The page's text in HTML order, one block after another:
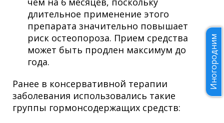
длительное применение этого
препарата значительно повышает
риск остеопороза. Прием средства
может быть продлен максимум до
года.
Ранее в консервативной терапии
заболевания использовались такие
группы гормонсодержащих средств:
Иногородним